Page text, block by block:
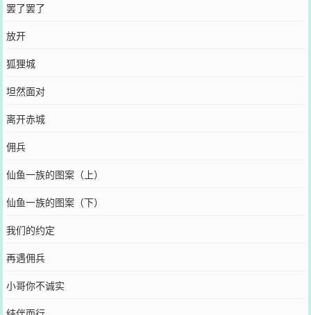
罢了罢了
放开
狐狸城
坦然面对
离开赤城
佣兵
仙鱼一族的图案（上）
仙鱼一族的图案（下）
我们的约定
再遇佣兵
小哥你不诚实